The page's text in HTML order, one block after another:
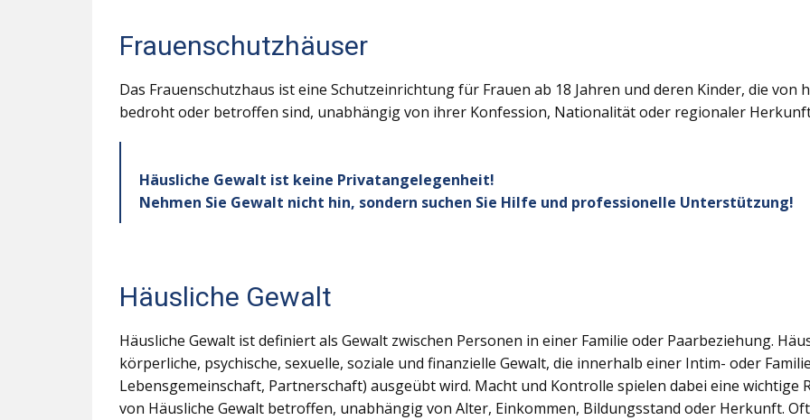
Frauenschutzhäuser
Das Frauenschutzhaus ist eine Schutzeinrichtung für Frauen ab 18 Jahren und deren Kinder, die von
bedroht oder betroffen sind, unabhängig von ihrer Konfession, Nationalität oder regionaler
Häusliche Gewalt ist keine Privatangelegenheit!
Nehmen Sie Gewalt nicht hin, sondern suchen Sie Hilfe und professionelle Unterstützung!
Häusliche Gewalt
Häusliche Gewalt ist definiert als Gewalt zwischen Personen in einer Familie oder Paarbeziehung.
körperliche, psychische, sexuelle, soziale und finanzielle Gewalt, die innerhalb einer Intim- oder
Lebensgemeinschaft, Partnerschaft) ausgeübt wird. Macht und Kontrolle spielen dabei eine wichtige
von Häusliche Gewalt betroffen, unabhängig von Alter, Einkommen, Bildungsstand oder Herkunft.